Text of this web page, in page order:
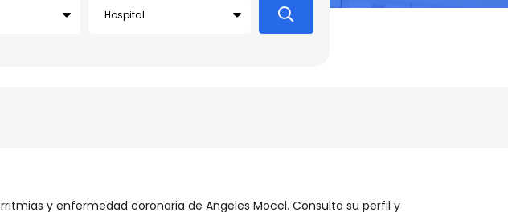
y enfermedad coronaria de Angeles Mocel. Consulta su perfil y